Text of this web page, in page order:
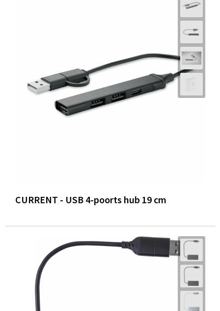
CURRENT - USB 4-poorts hub 19 cm